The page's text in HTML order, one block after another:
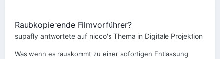
Raubkopierende Filmvorführer?
supafly antwortete auf nicco's Thema in Digitale Projektion
Was wenn es rauskommt zu einer sofortigen Entlassung